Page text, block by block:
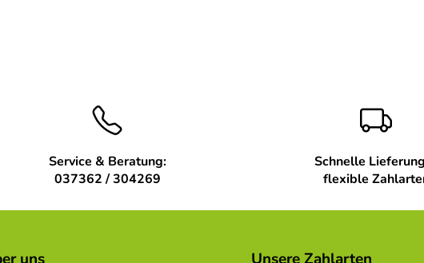
Service & Beratung:
037362 / 304269
Schnelle
flexible